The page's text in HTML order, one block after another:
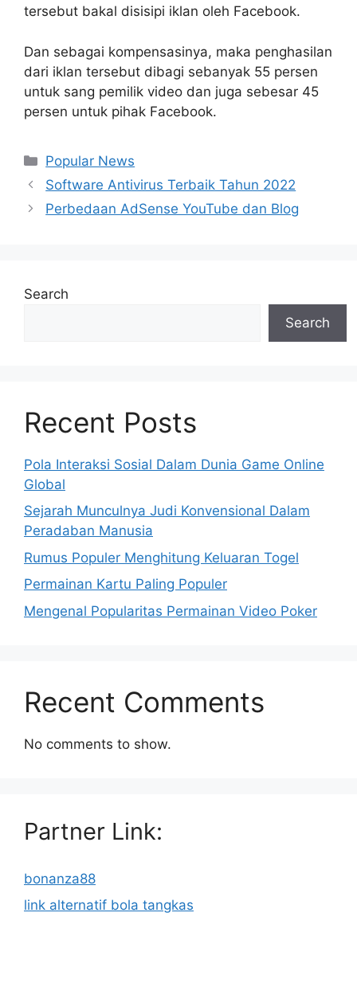
tersebut bakal disisipi iklan oleh Facebook.
Dan sebagai kompensasinya, maka penghasilan
dari iklan tersebut dibagi sebanyak 55 persen
untuk sang pemilik video dan juga sebesar 45
persen untuk pihak Facebook.
Categories
Popular News
Post
navigation
Software Antivirus Terbaik Tahun 2022
Perbedaan AdSense YouTube dan Blog
Search
Search
Recent Posts
Pola Interaksi Sosial Dalam Dunia Game Online
Global
Sejarah Munculnya Judi Konvensional Dalam
Peradaban Manusia
Rumus Populer Menghitung Keluaran Togel
Permainan Kartu Paling Populer
Mengenal Popularitas Permainan Video Poker
Recent Comments
No comments to show.
Partner Link:
bonanza88
link alternatif bola tangkas